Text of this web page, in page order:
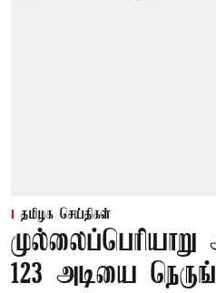
தமிழக செய்திகள்
123 அடியை